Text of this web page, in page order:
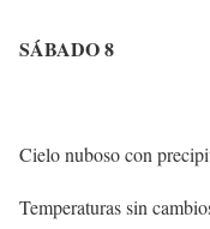
SÁBADO 8
Cielo nuboso con
Temperaturas sin